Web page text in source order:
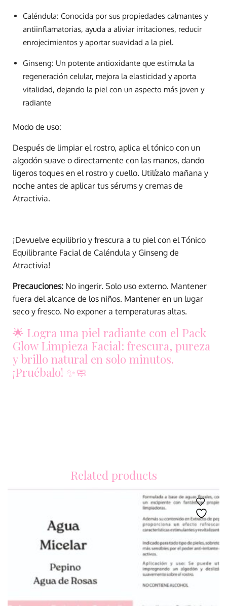
Caléndula: Conocida por sus propiedades calmantes y
antiinflamatorias, ayuda a aliviar irritaciones, reducir
enrojecimientos y aportar suavidad a la piel.
Ginseng: Un potente antioxidante que estimula la
regeneración celular, mejora la elasticidad y aporta
vitalidad, dejando la piel con un aspecto más joven y
radiante
Modo de uso:
Después de limpiar el rostro, aplica el tónico con un
algodón suave o directamente con las manos, dando
ligeros toques en el rostro y cuello. Utilízalo mañana y
noche antes de aplicar tus sérums y cremas de
Atractivia.
¡Devuelve equilibrio y frescura a tu piel con el Tónico
Equilibrante Facial de Caléndula y Ginseng de
Atractivia!
Precauciones: No ingerir. Solo uso externo. Mantener
fuera del alcance de los niños. Mantener en un lugar
seco y fresco. No exponer a temperaturas altas.
🌟 Logra una piel radiante con el Pack
Glow Limpieza Facial: frescura, pureza
y brillo natural en solo minutos.
¡Pruébalo! ✨🧼
Related products